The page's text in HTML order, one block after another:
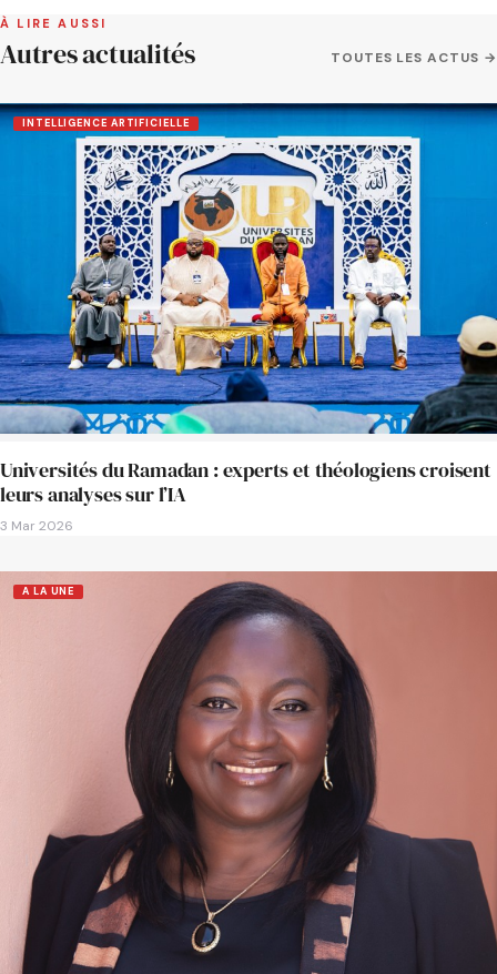
À LIRE AUSSI
Autres actualités TOUTES LES ACTUS →
INTELLIGENCE ARTIFICIELLE
Universités du Ramadan : experts et théologiens croisent
leurs analyses sur l’IA
3 Mar 2026
A LA UNE